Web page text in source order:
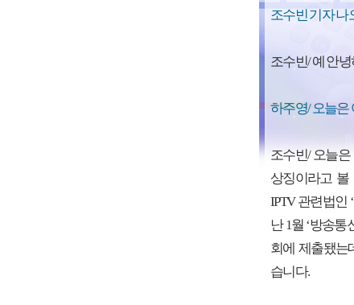
조수빈 기자 나
조수빈/ 예 안
하주영/ 오늘은
조수빈/ 오늘
상징이라고 볼
IPTV 관련법인
난 1월 ‘방송
회에 제출됐는
습니다.